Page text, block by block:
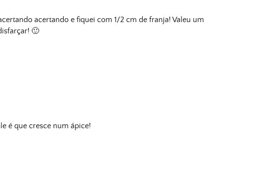
acertando e fiquei com 1/2 cm de franja! Valeu um
🙂
é que cresce num ápice!